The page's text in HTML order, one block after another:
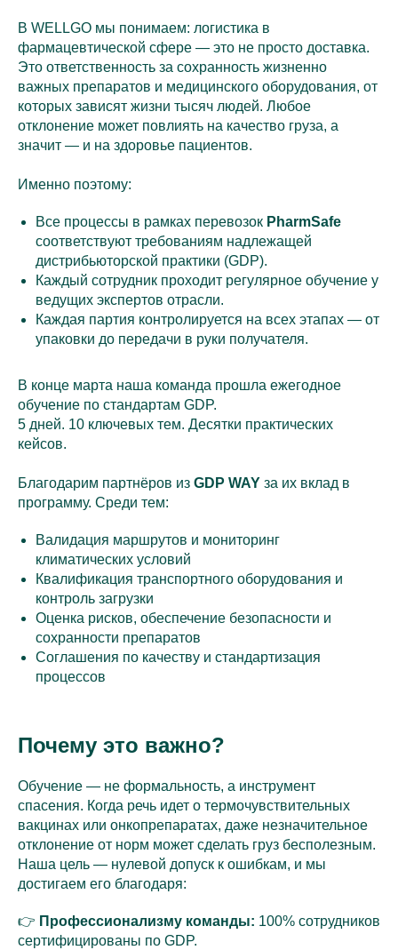
В WELLGO мы понимаем: логистика в
фармацевтической сфере — это не просто доставка.
Это ответственность за сохранность жизненно
важных препаратов и медицинского оборудования, от
которых зависят жизни тысяч людей. Любое
отклонение может повлиять на качество груза, а
значит — и на здоровье пациентов.
Именно поэтому:
Все процессы в рамках перевозок PharmSafe
соответствуют требованиям надлежащей
дистрибьюторской практики (GDP).
Каждый сотрудник проходит регулярное обучение у
ведущих экспертов отрасли.
Каждая партия контролируется на всех этапах — от
упаковки до передачи в руки получателя.
В конце марта наша команда прошла ежегодное
обучение по стандартам GDP.
5 дней. 10 ключевых тем. Десятки практических
кейсов.
Благодарим партнёров из GDP WAY за их вклад в
программу. Среди тем:
Валидация маршрутов и мониторинг
климатических условий
Квалификация транспортного оборудования и
контроль загрузки
Оценка рисков, обеспечение безопасности и
сохранности препаратов
Соглашения по качеству и стандартизация
процессов
Почему это важно?
Обучение — не формальность, а инструмент
спасения. Когда речь идет о термочувствительных
вакцинах или онкопрепаратах, даже незначительное
отклонение от норм может сделать груз бесполезным.
Наша цель — нулевой допуск к ошибкам, и мы
достигаем его благодаря:
👉 Профессионализму команды: 100% сотрудников
сертифицированы по GDP.